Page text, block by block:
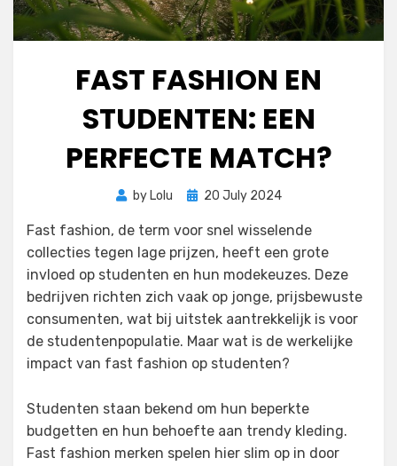
FAST FASHION EN
STUDENTEN: EEN
PERFECTE MATCH?
by Lolu
Posted
20 July 2024
Fast fashion, de term voor snel wisselende
collecties tegen lage prijzen, heeft een grote
invloed op studenten en hun modekeuzes. Deze
bedrijven richten zich vaak op jonge, prijsbewuste
consumenten, wat bij uitstek aantrekkelijk is voor
de studentenpopulatie. Maar wat is de werkelijke
impact van fast fashion op studenten?
Studenten staan bekend om hun beperkte
budgetten en hun behoefte aan trendy kleding.
Fast fashion merken spelen hier slim op in door